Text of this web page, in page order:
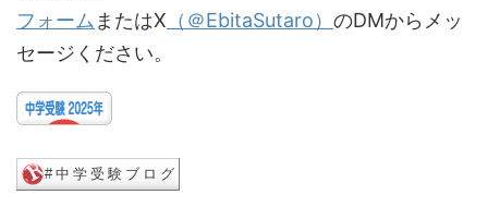
フォーム またはX （＠EbitaSutaro） のDMからメッ
セージください。